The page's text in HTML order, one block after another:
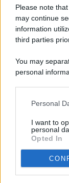
Please note
may continue
information
third parties
You may
personal
This
disclose it to
Personal
I want to
personal
Opted In
ISCRIZIONE